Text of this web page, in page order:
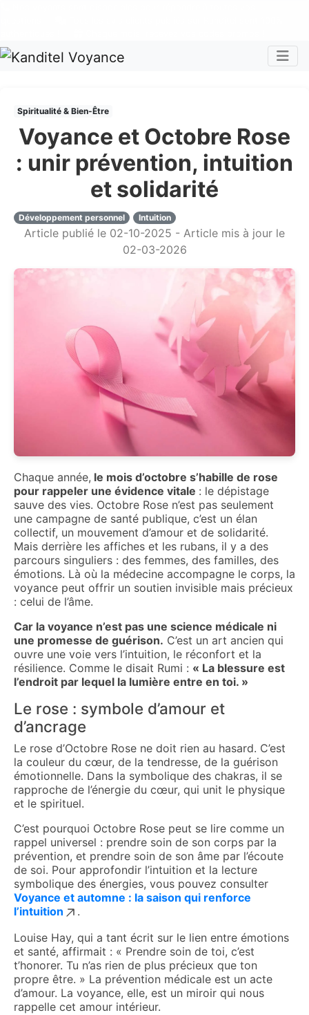
Spiritualité & Bien-Être
Voyance et Octobre Rose
: unir prévention, intuition
et solidarité
Développement personnel Intuition
Article publié le 02-10-2025 - Article mis à jour le
02-03-2026
Chaque année, le mois d’octobre s’habille de rose
pour rappeler une évidence vitale : le dépistage
sauve des vies. Octobre Rose n’est pas seulement
une campagne de santé publique, c’est un élan
collectif, un mouvement d’amour et de solidarité.
Mais derrière les affiches et les rubans, il y a des
parcours singuliers : des femmes, des familles, des
émotions. Là où la médecine accompagne le corps, la
voyance peut offrir un soutien invisible mais précieux
: celui de l’âme.
Car la voyance n’est pas une science médicale ni
une promesse de guérison. C’est un art ancien qui
ouvre une voie vers l’intuition, le réconfort et la
résilience. Comme le disait Rumi : « La blessure est
l’endroit par lequel la lumière entre en toi. »
Le rose : symbole d’amour et
d’ancrage
Le rose d’Octobre Rose ne doit rien au hasard. C’est
la couleur du cœur, de la tendresse, de la guérison
émotionnelle. Dans la symbolique des chakras, il se
rapproche de l’énergie du cœur, qui unit le physique
et le spirituel.
C’est pourquoi Octobre Rose peut se lire comme un
rappel universel : prendre soin de son corps par la
prévention, et prendre soin de son âme par l’écoute
de soi. Pour approfondir l’intuition et la lecture
symbolique des énergies, vous pouvez consulter
Voyance et automne : la saison qui renforce
l’intuition
.
Louise Hay, qui a tant écrit sur le lien entre émotions
et santé, affirmait : « Prendre soin de toi, c’est
t’honorer. Tu n’as rien de plus précieux que ton
propre être. » La prévention médicale est un acte
d’amour. La voyance, elle, est un miroir qui nous
rappelle cet amour intérieur.